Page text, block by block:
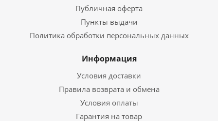
Публичная оферта
Пункты выдачи
Политика обработки персональных данных
Информация
Условия доставки
Правила возврата и обмена
Условия оплаты
Гарантия на товар